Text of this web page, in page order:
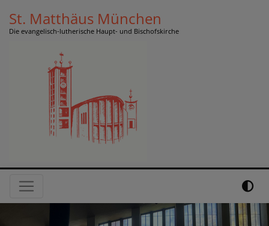
zum
Inhalt
St. Matthäus München
Die evangelisch-lutherische Haupt- und Bischofskirche
Hauptnavigation